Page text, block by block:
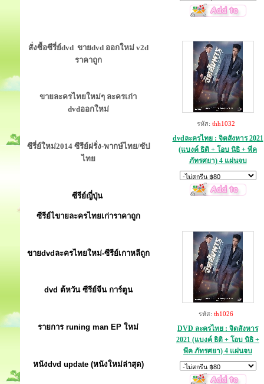
สั่งซื้อซีรี่ย์dvd ขายdvd ออกใหม่ v2d
ราคาถูก
ขายละครไทยใหม่ๆ ละครเก่า
dvdออกใหม่
ซีรี่ย์ใหม่2014 ซีรีย์ฝรั่ง-พากษ์ไทย/ซัป
ไทย
ซีรีย์ญี่ปุ่น
ซีรีย์ไขายละครไทยเก่าราคาถูก
ขายdvdละครไทยใหม่-ซีรีย์เกาหลีถูก
dvd ต้หวัน ซีรีย์จีน การ์ตูน
รายการ runing man EP ใหม่
หนังdvd update (หนังใหม่ล่าสุด)
รหัส: thh1032
dvdละครไทย : จิตสังหาร 2021
(แบงค์ ธิติ + โอบ นิธิ + พีค
ภัทรศยา) 4 แผ่นจบ
รหัส: th1026
DVD ละครไทย : จิตสังหาร
2021 (แบงค์ ธิติ + โอบ นิธิ +
พีค ภัทรศยา) 4 แผ่นจบ